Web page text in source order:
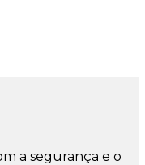
a segurança e o